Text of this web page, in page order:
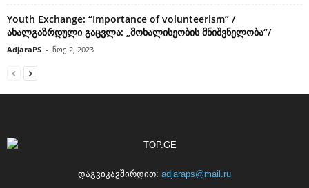
Youth Exchange: “Importance of volunteerism” /
ახალგაზრდული გაცვლა: „მოხალისეობის მნიშვნელობა“/
AdjaraPS - ნოე 2, 2023
დაგვიკავშირდით: adjaraps@mail.ru